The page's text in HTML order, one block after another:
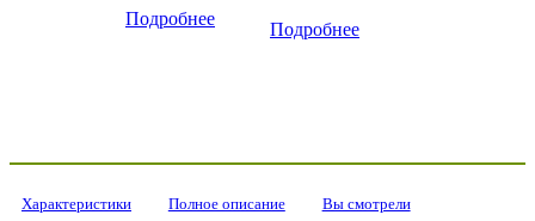
Подробнее
Подробнее
Характеристики Полное описание
Вы смотрели